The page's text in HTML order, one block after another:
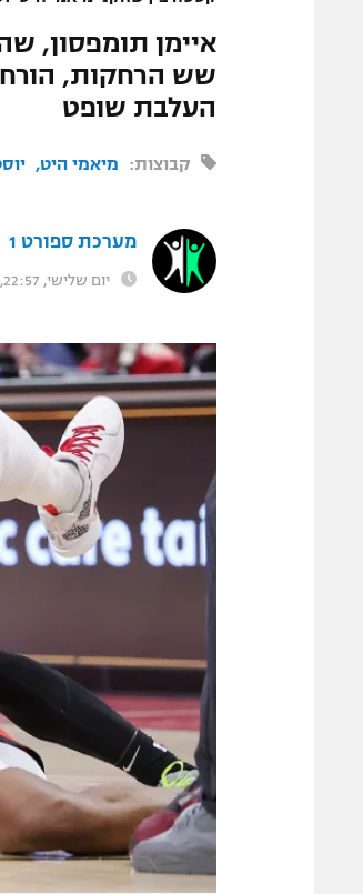
איימן תומפסון,
העלבת שופט
קבוצות: מיאמי היט
מערכת ספורט 1
יום שלישי, 22:57, 31.12.24